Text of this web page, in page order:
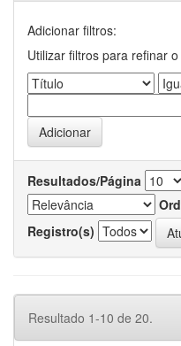
Adicionar filtros:
Utilizar filtros para refinar
Resultados/Página
Registro(s)
Resultado 1-10 de 20.